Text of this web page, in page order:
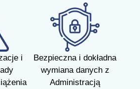
i
Bezpieczna i dokładna
wymiana danych z
Administracją